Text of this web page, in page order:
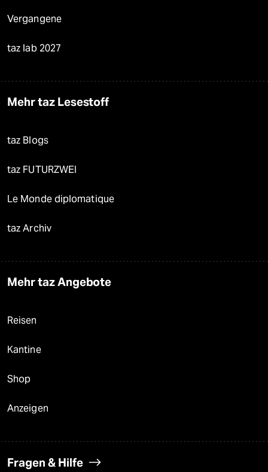
Vergangene
taz lab 2027
Mehr taz Lesestoff
taz Blogs
taz FUTURZWEI
Le Monde diplomatique
taz Archiv
Mehr taz Angebote
Reisen
Kantine
Shop
Anzeigen
Fragen & Hilfe